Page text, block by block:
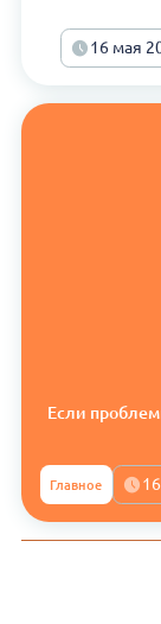
16 мая
Если
Главное